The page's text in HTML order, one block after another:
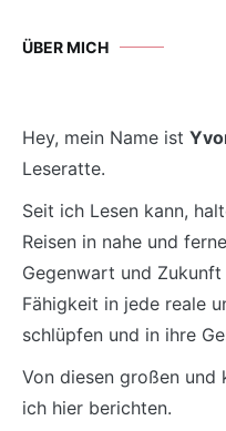
ÜBER MICH
Hey, mein Name ist
Leseratte.
Seit ich Lesen kann,
Reisen in nahe und
Gegenwart und
Fähigkeit in jede reale
schlüpfen und in ihre
Von diesen großen und
ich hier berichten.